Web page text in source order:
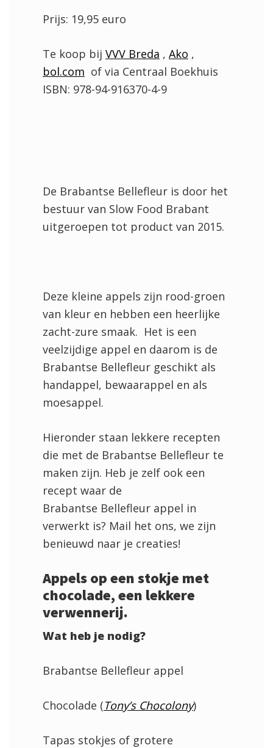
Prijs: 19,95 euro
Te koop bij VVV Breda , Ako ,
bol.com of via Centraal Boekhuis
ISBN: 978-94-916370-4-9
De Brabantse Bellefleur is door het
bestuur van Slow Food Brabant
uitgeroepen tot product van 2015.
Deze kleine appels zijn rood-groen
van kleur en hebben een heerlijke
zacht-zure smaak. Het is een
veelzijdige appel en daarom is de
Brabantse Bellefleur geschikt als
handappel, bewaarappel en als
moesappel.
Hieronder staan lekkere recepten
die met de Brabantse Bellefleur te
maken zijn. Heb je zelf ook een
recept waar de
Brabantse Bellefleur appel in
verwerkt is? Mail het ons, we zijn
benieuwd naar je creaties!
Appels op een stokje met
chocolade, een lekkere
verwennerij.
Wat heb je nodig?
Brabantse Bellefleur appel
Chocolade (Tony’s Chocolony)
Tapas stokjes of grotere